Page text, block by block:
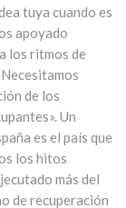
tuya cuando es
apoyado
los ritmos de
de los
Un
es el país que
los hitos
más del
de recuperación